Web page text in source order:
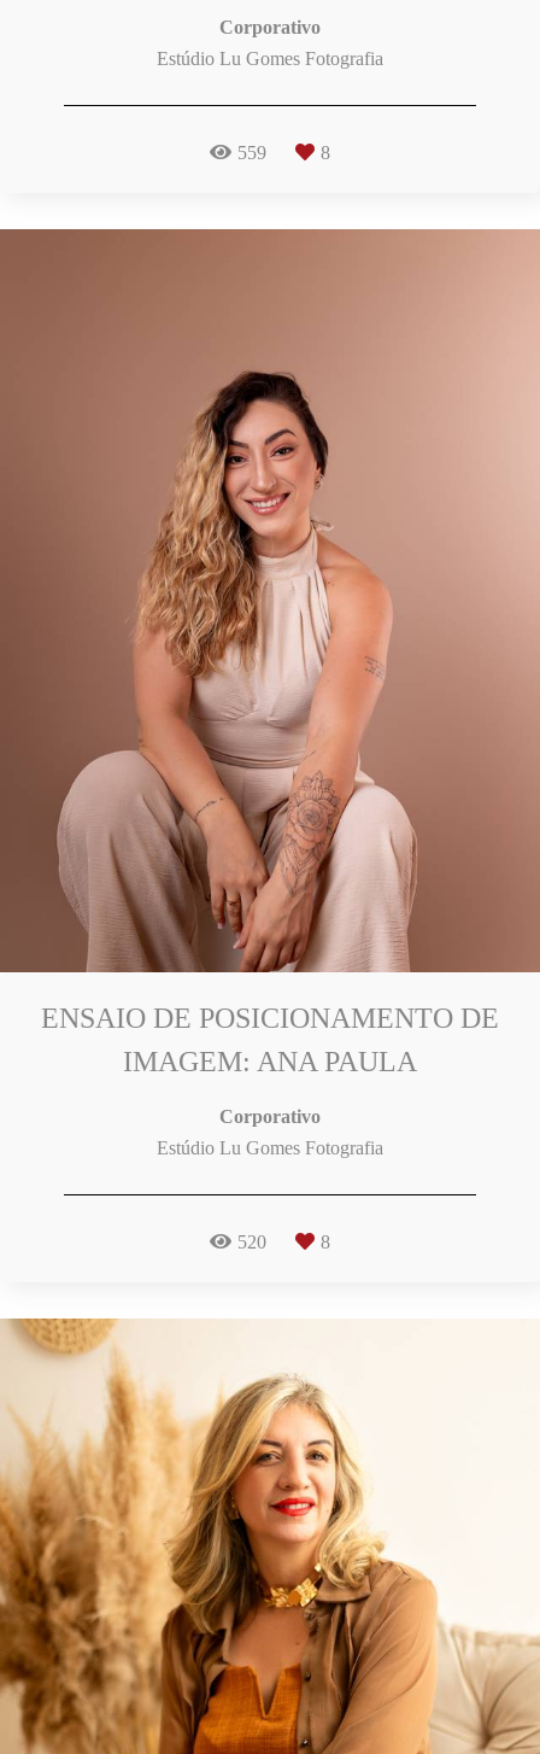
Corporativo
Estúdio Lu Gomes Fotografia
559 8
ENSAIO DE POSICIONAMENTO DE
IMAGEM: ANA PAULA
Corporativo
Estúdio Lu Gomes Fotografia
520 8